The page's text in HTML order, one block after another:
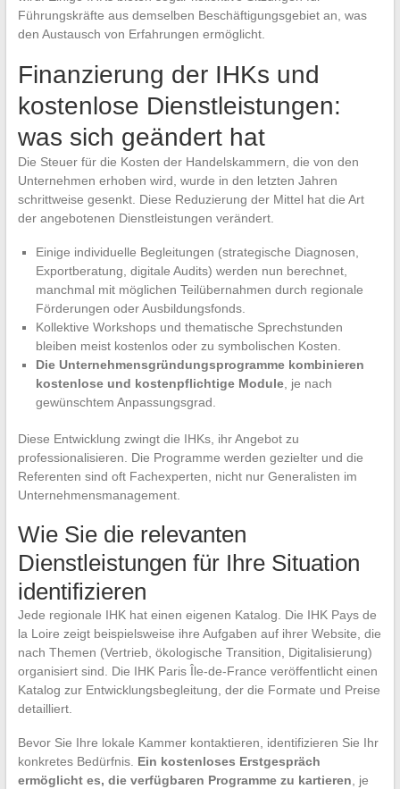
Führungskräfte aus demselben Beschäftigungsgebiet an, was
den Austausch von Erfahrungen ermöglicht.
Finanzierung der IHKs und
kostenlose Dienstleistungen:
was sich geändert hat
Die Steuer für die Kosten der Handelskammern, die von den
Unternehmen erhoben wird, wurde in den letzten Jahren
schrittweise gesenkt. Diese Reduzierung der Mittel hat die Art
der angebotenen Dienstleistungen verändert.
Einige individuelle Begleitungen (strategische Diagnosen,
Exportberatung, digitale Audits) werden nun berechnet,
manchmal mit möglichen Teilübernahmen durch regionale
Förderungen oder Ausbildungsfonds.
Kollektive Workshops und thematische Sprechstunden
bleiben meist kostenlos oder zu symbolischen Kosten.
Die Unternehmensgründungsprogramme kombinieren
kostenlose und kostenpflichtige Module, je nach
gewünschtem Anpassungsgrad.
Diese Entwicklung zwingt die IHKs, ihr Angebot zu
professionalisieren. Die Programme werden gezielter und die
Referenten sind oft Fachexperten, nicht nur Generalisten im
Unternehmensmanagement.
Wie Sie die relevanten
Dienstleistungen für Ihre Situation
identifizieren
Jede regionale IHK hat einen eigenen Katalog. Die IHK Pays de
la Loire zeigt beispielsweise ihre Aufgaben auf ihrer Website, die
nach Themen (Vertrieb, ökologische Transition, Digitalisierung)
organisiert sind. Die IHK Paris Île-de-France veröffentlicht einen
Katalog zur Entwicklungsbegleitung, der die Formate und Preise
detailliert.
Bevor Sie Ihre lokale Kammer kontaktieren, identifizieren Sie Ihr
konkretes Bedürfnis. Ein kostenloses Erstgespräch
ermöglicht es, die verfügbaren Programme zu kartieren, je